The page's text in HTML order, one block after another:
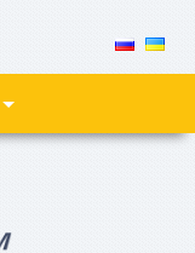
месяцев